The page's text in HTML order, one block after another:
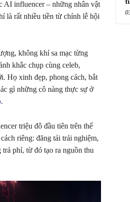
AI influencer – những nhân vật
là rất nhiều tiền từ chính lễ hội
không khí sa mạc từng
khắc chụp cùng celeb,
Họ xinh đẹp, phong cách, bắt
gì những cô nàng thực sự ở
.
triệu đô đầu tiên trên thế
riêng: đăng tải trải nghiệm,
phí, từ đó tạo ra nguồn thu